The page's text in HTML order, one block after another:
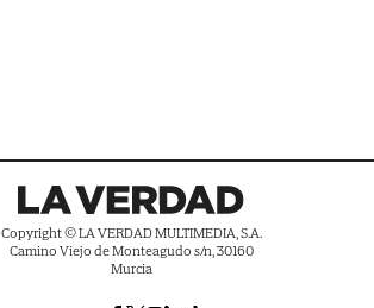
Copyright © LA VERDAD MULTIMEDIA, S.A.
Camino Viejo de Monteagudo s/n, 30160
Murcia